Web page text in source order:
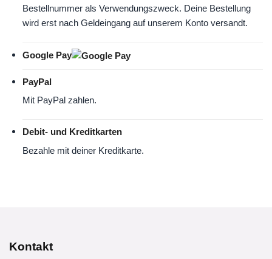
Bestellnummer als Verwendungszweck. Deine Bestellung
wird erst nach Geldeingang auf unserem Konto versandt.
Google Pay
PayPal
Mit PayPal zahlen.
Debit- und Kreditkarten
Bezahle mit deiner Kreditkarte.
Kontakt